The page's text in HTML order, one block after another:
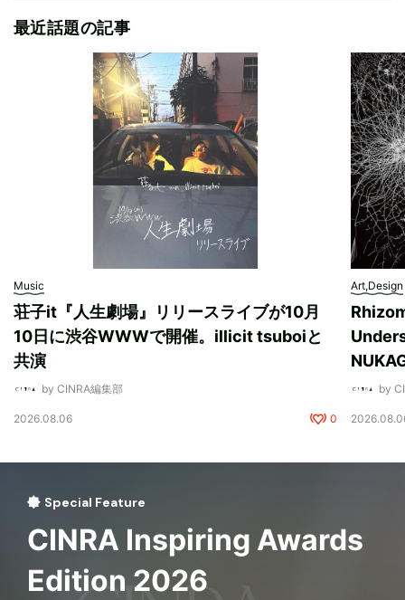
最近話題の記事
Music
荘子it『人生劇場』リリースライブが10月
10日に渋谷WWWで開催。illicit tsuboiと
共演
by CINRA編集部
2026.08.06 0
Art,Design
by
Special Feature
CINRA Inspiring Awards
Edition 2026